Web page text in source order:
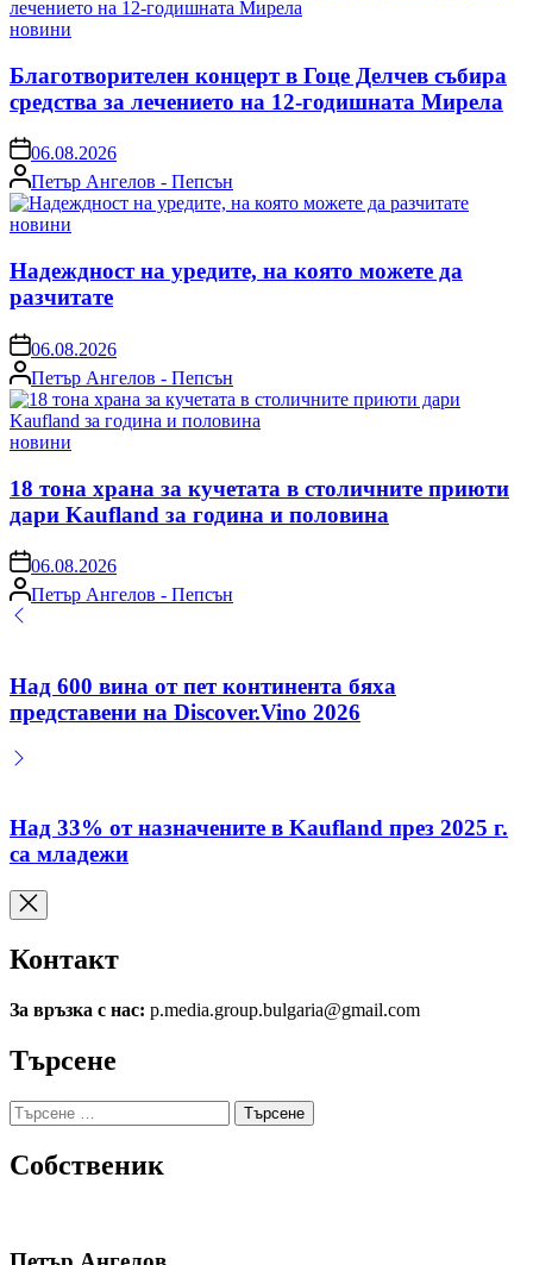
Posted
новини
Благотворителен концерт в Гоце Делчев събира
средства за лечението на 12-годишната Мирела
on06.08.2026
Posted
by
Петър Ангелов - Пепсън
Posted
новини
Надеждност на уредите, на която можете да
разчитате
on06.08.2026
Posted
by
Петър Ангелов - Пепсън
Posted
новини
18 тона храна за кучетата в столичните приюти
дари Kaufland за година и половина
on06.08.2026
Posted
by
Петър Ангелов - Пепсън
Над 600 вина от пет континента бяха
представени на Discover.Vino 2026
Над 33% от назначените в Kaufland през 2025 г.
са младежи
Контакт
За връзка с нас: p.media.group.bulgaria@gmail.com
Търсене
Търсене
за:
Собственик